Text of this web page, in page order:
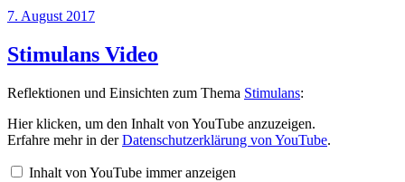
Veröffentlicht
7. August 2017
Stimulans Video
Reflektionen und Einsichten zum Thema Stimulans:
„Stimulans“
von
YouTube
anzeigen
Hier klicken, um den Inhalt von YouTube anzuzeigen.
Erfahre mehr in derDatenschutzerklärung von YouTube.
Inhalt von YouTube immer anzeigen